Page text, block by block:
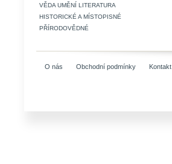
VĚDA UMĚNÍ LITERATURA
HISTORICKÉ A MÍSTOPISNÉ
PŘÍRODOVĚDNÉ
O nás Obchodní podmínky Kontakt